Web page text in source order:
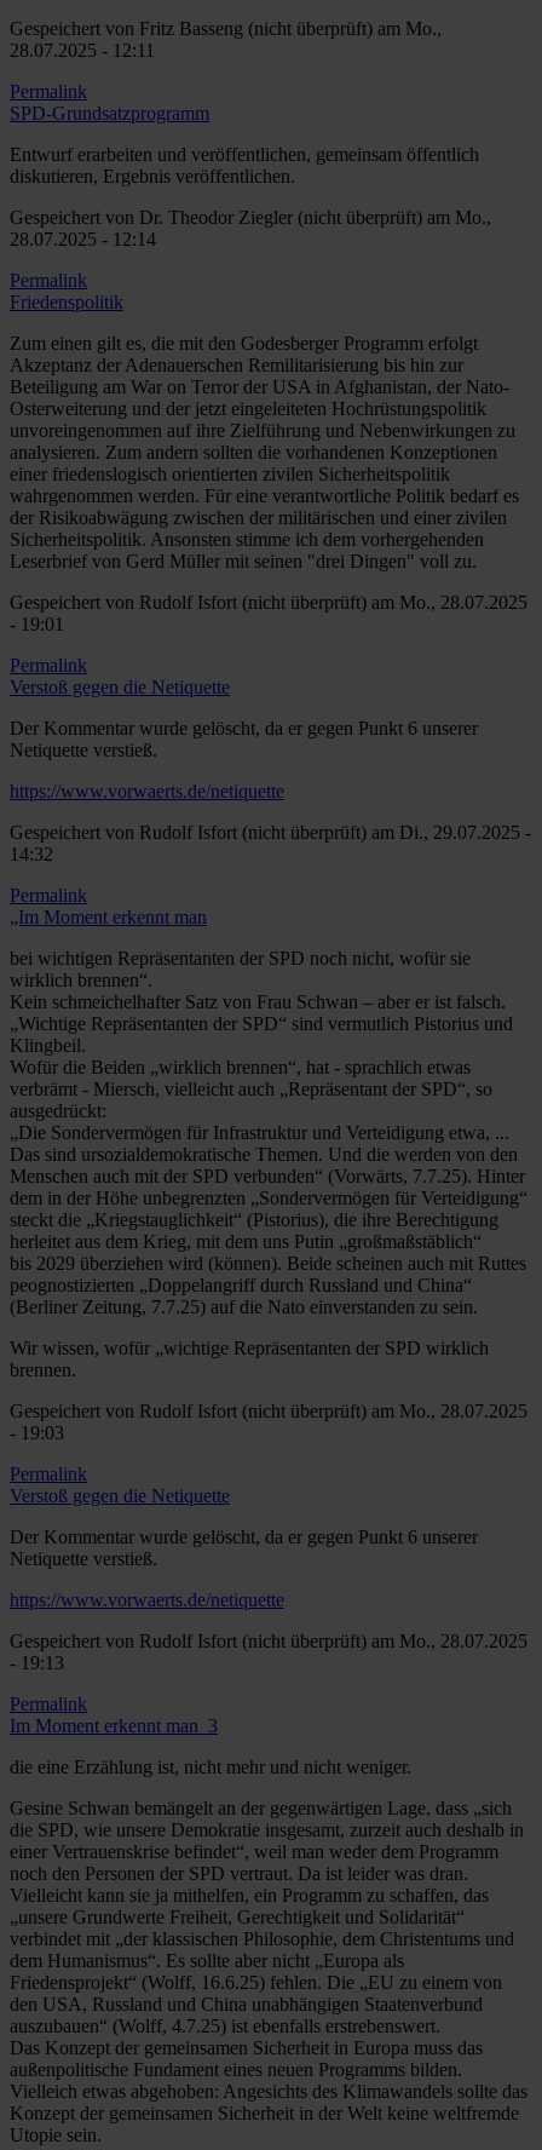
Gespeichert von Fritz Basseng (nicht überprüft) am Mo.,
28.07.2025 - 12:11
Permalink
SPD-Grundsatzprogramm
Entwurf erarbeiten und veröffentlichen, gemeinsam öffentlich
diskutieren, Ergebnis veröffentlichen.
Gespeichert von Dr. Theodor Ziegler (nicht überprüft) am Mo.,
28.07.2025 - 12:14
Permalink
Friedenspolitik
Zum einen gilt es, die mit den Godesberger Programm erfolgt
Akzeptanz der Adenauerschen Remilitarisierung bis hin zur
Beteiligung am War on Terror der USA in Afghanistan, der Nato-
Osterweiterung und der jetzt eingeleiteten Hochrüstungspolitik
unvoreingenommen auf ihre Zielführung und Nebenwirkungen zu
analysieren. Zum andern sollten die vorhandenen Konzeptionen
einer friedenslogisch orientierten zivilen Sicherheitspolitik
wahrgenommen werden. Für eine verantwortliche Politik bedarf es
der Risikoabwägung zwischen der militärischen und einer zivilen
Sicherheitspolitik. Ansonsten stimme ich dem vorhergehenden
Leserbrief von Gerd Müller mit seinen "drei Dingen" voll zu.
Gespeichert von Rudolf Isfort (nicht überprüft) am Mo., 28.07.2025
- 19:01
Permalink
Verstoß gegen die Netiquette
Der Kommentar wurde gelöscht, da er gegen Punkt 6 unserer
Netiquette verstieß.
https://www.vorwaerts.de/netiquette
Gespeichert von Rudolf Isfort (nicht überprüft) am Di., 29.07.2025 -
14:32
Antwort
Verstoß
gegen
die
Netiquette
von
Rudolf
Isfort
(nicht
überprüft)
Permalink
„Im Moment erkennt man
bei wichtigen Repräsentanten der SPD noch nicht, wofür sie
wirklich brennen“.
Kein schmeichelhafter Satz von Frau Schwan – aber er ist falsch.
„Wichtige Repräsentanten der SPD“ sind vermutlich Pistorius und
Klingbeil.
Wofür die Beiden „wirklich brennen“, hat - sprachlich etwas
verbrämt - Miersch, vielleicht auch „Repräsentant der SPD“, so
ausgedrückt:
„Die Sondervermögen für Infrastruktur und Verteidigung etwa, ...
Das sind ursozialdemokratische Themen. Und die werden von den
Menschen auch mit der SPD verbunden“ (Vorwärts, 7.7.25). Hinter
dem in der Höhe unbegrenzten „Sondervermögen für Verteidigung“
steckt die „Kriegstauglichkeit“ (Pistorius), die ihre Berechtigung
herleitet aus dem Krieg, mit dem uns Putin „großmaßstäblich“
bis 2029 überziehen wird (können). Beide scheinen auch mit Ruttes
peognostizierten „Doppelangriff durch Russland und China“
(Berliner Zeitung, 7.7.25) auf die Nato einverstanden zu sein.
Wir wissen, wofür „wichtige Repräsentanten der SPD wirklich
brennen.
Gespeichert von Rudolf Isfort (nicht überprüft) am Mo., 28.07.2025
- 19:03
Permalink
Verstoß gegen die Netiquette
Der Kommentar wurde gelöscht, da er gegen Punkt 6 unserer
Netiquette verstieß.
https://www.vorwaerts.de/netiquette
Gespeichert von Rudolf Isfort (nicht überprüft) am Mo., 28.07.2025
- 19:13
Permalink
Im Moment erkennt man_3
die eine Erzählung ist, nicht mehr und nicht weniger.
Gesine Schwan bemängelt an der gegenwärtigen Lage, dass „sich
die SPD, wie unsere Demokratie insgesamt, zurzeit auch deshalb in
einer Vertrauenskrise befindet“, weil man weder dem Programm
noch den Personen der SPD vertraut. Da ist leider was dran.
Vielleicht kann sie ja mithelfen, ein Programm zu schaffen, das
„unsere Grundwerte Freiheit, Gerechtigkeit und Solidarität“
verbindet mit „der klassischen Philosophie, dem Christentums und
dem Humanismus“. Es sollte aber nicht „Europa als
Friedensprojekt“ (Wolff, 16.6.25) fehlen. Die „EU zu einem von
den USA, Russland und China unabhängigen Staatenverbund
auszubauen“ (Wolff, 4.7.25) ist ebenfalls erstrebenswert.
Das Konzept der gemeinsamen Sicherheit in Europa muss das
außenpolitische Fundament eines neuen Programms bilden.
Vielleich etwas abgehoben: Angesichts des Klimawandels sollte das
Konzept der gemeinsamen Sicherheit in der Welt keine weltfremde
Utopie sein.